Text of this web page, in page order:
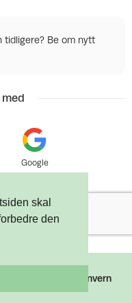
skal
den
tidligere? Be om nytt
Google
Personvern